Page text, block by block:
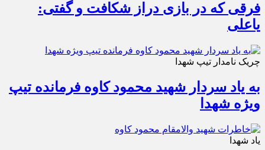
فرقی که در بازی دراز شکافت و گفتی:
یاعلی
چریک نامدار تیپ شهدا
به یاد سردار شهید محمود کاوه فرمانده تیپ
ویژه شهدا
یاد شهدا